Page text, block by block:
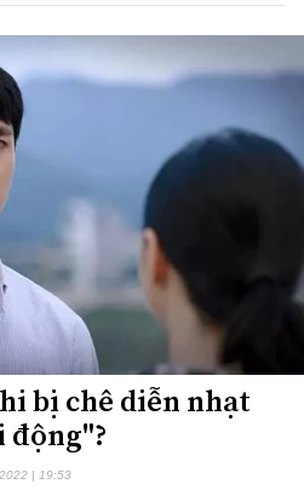
bị chê diễn nhạt
động"?
| 19:53